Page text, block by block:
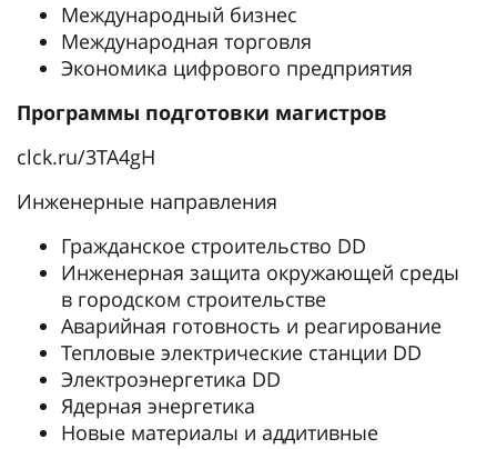
Международный бизнес
Международная торговля
Экономика цифрового предприятия
Программы подготовки магистров
clck.ru/3TA4gH
Инженерные направления
Гражданское строительство DD
Инженерная защита окружающей среды
в городском строительстве
Аварийная готовность и реагирование
Тепловые электрические станции DD
Электроэнергетика DD
Ядерная энергетика
Новые материалы и аддитивные